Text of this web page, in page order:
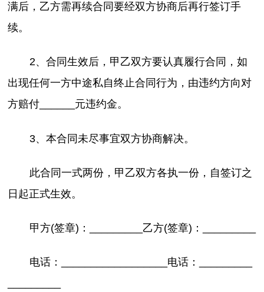
满后，乙方需再续合同要经双方协商后再行签订手
续。
2、合同生效后，甲乙双方要认真履行合同，如
出现任何一方中途私自终止合同行为，由违约方向对
方赔付______元违约金。
3、本合同未尽事宜双方协商解决。
此合同一式两份，甲乙双方各执一份，自签订之
日起正式生效。
甲方(签章)：_________乙方(签章)：_________
电话：__________________电话：_________